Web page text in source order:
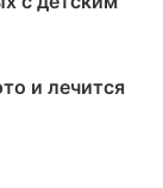
и лечится